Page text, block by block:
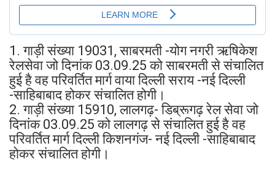
1. गाड़ी संख्या 19031, साबरमती -योग नगरी ऋषिकेश
रेलसेवा जो दिनांक 03.09.25 को साबरमती से संचालित
हुई है वह परिवर्तित मार्ग वाया दिल्ली सराय -नई दिल्ली
-साहिबाबाद होकर संचालित होगी।
2. गाड़ी संख्या 15910, लालगढ़- डिब्रूगढ़ रेल सेवा जो
दिनांक 03.09.25 को लालगढ़ से संचालित हुई है वह
परिवर्तित मार्ग दिल्ली किशनगंज- नई दिल्ली -साहिबाबाद
होकर संचालित होगी।